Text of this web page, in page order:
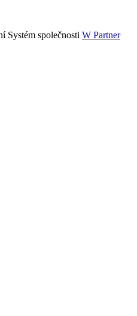
Systém společnosti W Partner